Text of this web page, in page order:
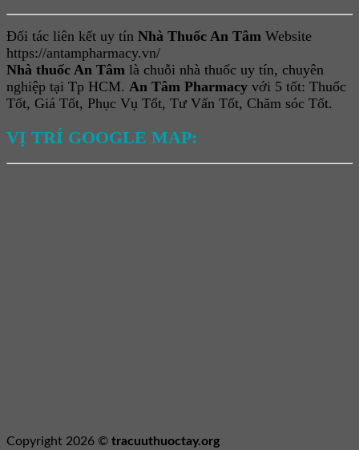
Đối tác liên kết uy tín Nhà Thuốc An Tâm Website
https://antampharmacy.vn/
Nhà thuốc An Tâm là chuỗi nhà thuốc uy tín, chuyên
nghiệp tại Tp HCM. An Tâm Pharmacy với 5 tốt: Thuốc
Tốt, Giá Tốt, Phục Vụ Tốt, Tư Vấn Tốt, Chăm sóc Tốt.
VỊ TRÍ GOOGLE MAP:
Copyright 2026 © tracuuthuoctay.org